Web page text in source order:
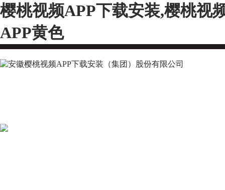
樱桃视频APP下载安装,樱桃视
APP黄色